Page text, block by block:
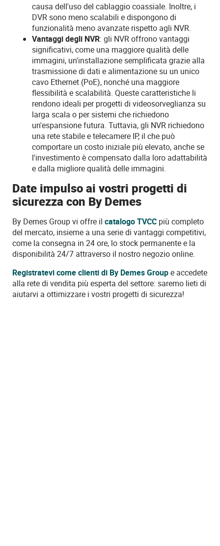
causa dell'uso del cablaggio coassiale. Inoltre, i
DVR sono meno scalabili e dispongono di
funzionalità meno avanzate rispetto agli NVR.
Vantaggi degli NVR: gli NVR offrono vantaggi
significativi, come una maggiore qualità delle
immagini, un'installazione semplificata grazie alla
trasmissione di dati e alimentazione su un unico
cavo Ethernet (PoE), nonché una maggiore
flessibilità e scalabilità. Queste caratteristiche li
rendono ideali per progetti di videosorveglianza su
larga scala o per sistemi che richiedono
un'espansione futura. Tuttavia, gli NVR richiedono
una rete stabile e telecamere IP, il che può
comportare un costo iniziale più elevato, anche se
l'investimento è compensato dalla loro adattabilità
e dalla migliore qualità delle immagini.
Date impulso ai vostri progetti di
sicurezza con By Demes
By Demes Group vi offre il catalogo TVCC più completo
del mercato, insieme a una serie di vantaggi competitivi,
come la consegna in 24 ore, lo stock permanente e la
disponibilità 24/7 attraverso il nostro negozio online.
Registratevi come clienti di By Demes Groupe accedete
alla rete di vendita più esperta del settore: saremo lieti di
aiutarvi a ottimizzare i vostri progetti di sicurezza!